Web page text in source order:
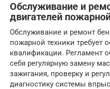
Обслуживание и
двигателей
Обслуживание и ремонт
пожарной техники требует
квалификации. Регламент
себя регулярную замену
зажигания, проверку и
диагностику системы